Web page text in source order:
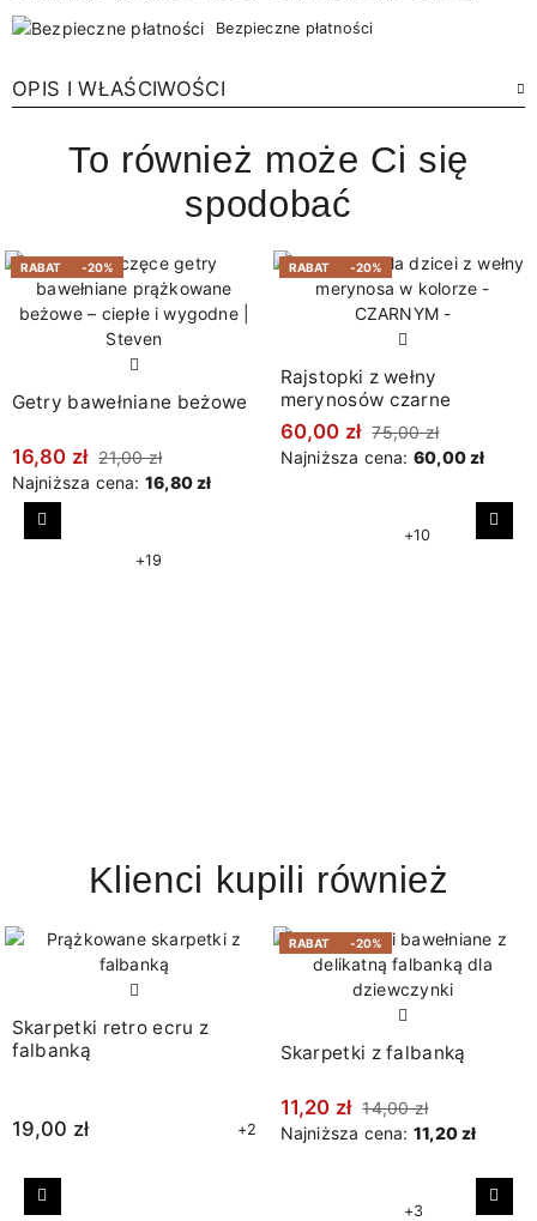
Bezpieczne płatności
OPIS I WŁAŚCIWOŚCI
To również może Ci się
spodobać
RABAT -20%
Getry bawełniane beżowe
16,80 zł 21,00 zł
Najniższa cena: 16,80 zł
+19
RABAT -20%
Rajstopki z wełny
merynosów czarne
60,00 zł 75,00 zł
Najniższa cena: 60,00 zł
+10
Poprzedni
Klienci kupili również
Skarpetki retro ecru z
falbanką
19,00 zł +2
RABAT -20%
Skarpetki z falbanką
11,20 zł 14,00 zł
Najniższa cena: 11,20 zł
+3
Poprzedni